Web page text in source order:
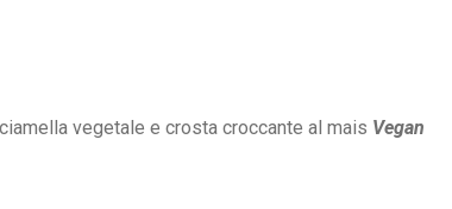
vegetale e crosta croccante al mais Vegan